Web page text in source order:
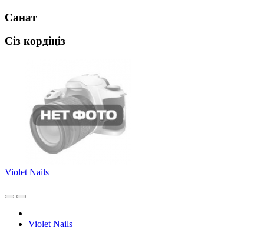
Санат
Сіз көрдіңіз
Violet Nails
Violet Nails